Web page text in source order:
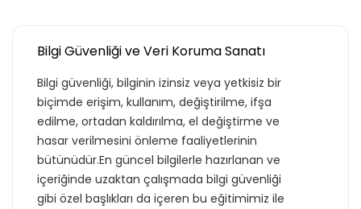
Bilgi Güvenliği ve Veri Koruma Sanatı
Bilgi güvenliği, bilginin izinsiz veya yetkisiz bir
biçimde erişim, kullanım, değiştirilme, ifşa
edilme, ortadan kaldırılma, el değiştirme ve
hasar verilmesini önleme faaliyetlerinin
bütünüdür.En güncel bilgilerle hazırlanan ve
içeriğinde uzaktan çalışmada bilgi güvenliği
gibi özel başlıkları da içeren bu eğitimimiz ile